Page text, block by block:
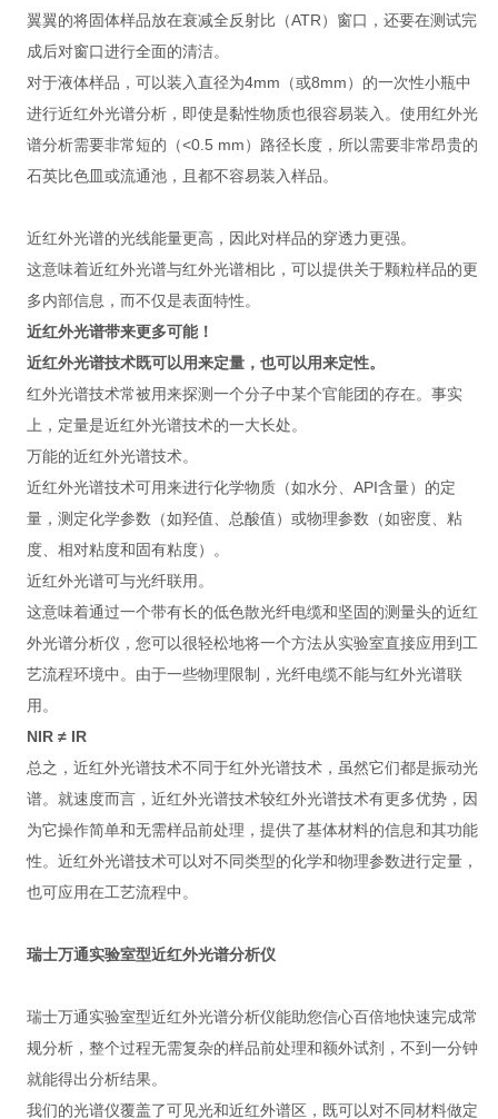
翼翼的将固体样品放在衰减全反射比（ATR）窗口，还要在测试完
成后对窗口进行全面的清洁。
对于液体样品，可以装入直径为4mm（或8mm）的一次性小瓶中
进行近红外光谱分析，即使是黏性物质也很容易装入。使用红外光
谱分析需要非常短的（<0.5 mm）路径长度，所以需要非常昂贵的
石英比色皿或流通池，且都不容易装入样品。
近红外光谱的光线能量更高，因此对样品的穿透力更强。
这意味着近红外光谱与红外光谱相比，可以提供关于颗粒样品的更
多内部信息，而不仅是表面特性。
近红外光谱带来更多可能！
近红外光谱技术既可以用来定量，也可以用来定性。
红外光谱技术常被用来探测一个分子中某个官能团的存在。事实
上，定量是近红外光谱技术的一大长处。
万能的近红外光谱技术。
近红外光谱技术可用来进行化学物质（如水分、API含量）的定
量，测定化学参数（如羟值、总酸值）或物理参数（如密度、粘
度、相对粘度和固有粘度）。
近红外光谱可与光纤联用。
这意味着通过一个带有长的低色散光纤电缆和坚固的测量头的近红
外光谱分析仪，您可以很轻松地将一个方法从实验室直接应用到工
艺流程环境中。由于一些物理限制，光纤电缆不能与红外光谱联
用。
NIR ≠ IR
总之，近红外光谱技术不同于红外光谱技术，虽然它们都是振动光
谱。就速度而言，近红外光谱技术较红外光谱技术有更多优势，因
为它操作简单和无需样品前处理，提供了基体材料的信息和其功能
性。近红外光谱技术可以对不同类型的化学和物理参数进行定量，
也可应用在工艺流程中。
瑞士万通实验室型近红外光谱分析仪
瑞士万通实验室型近红外光谱分析仪能助您信心百倍地快速完成常
规分析，整个过程无需复杂的样品前处理和额外试剂，不到一分钟
就能得出分析结果。
我们的光谱仪覆盖了可见光和近红外谱区，既可以对不同材料做定